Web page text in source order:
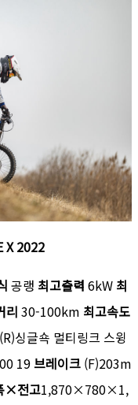
X 2022
공랭 최고출력 6kW 최
리 30-100km 최고속도
싱글쇽 멀티링크 스윙
19브레이크 (F)203m
×전고1,870×780×1,